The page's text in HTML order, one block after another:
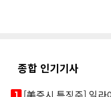
종합 인기기사